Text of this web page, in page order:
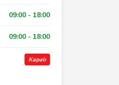
09:00 - 18:00
09:00 - 18:00
Kapalı